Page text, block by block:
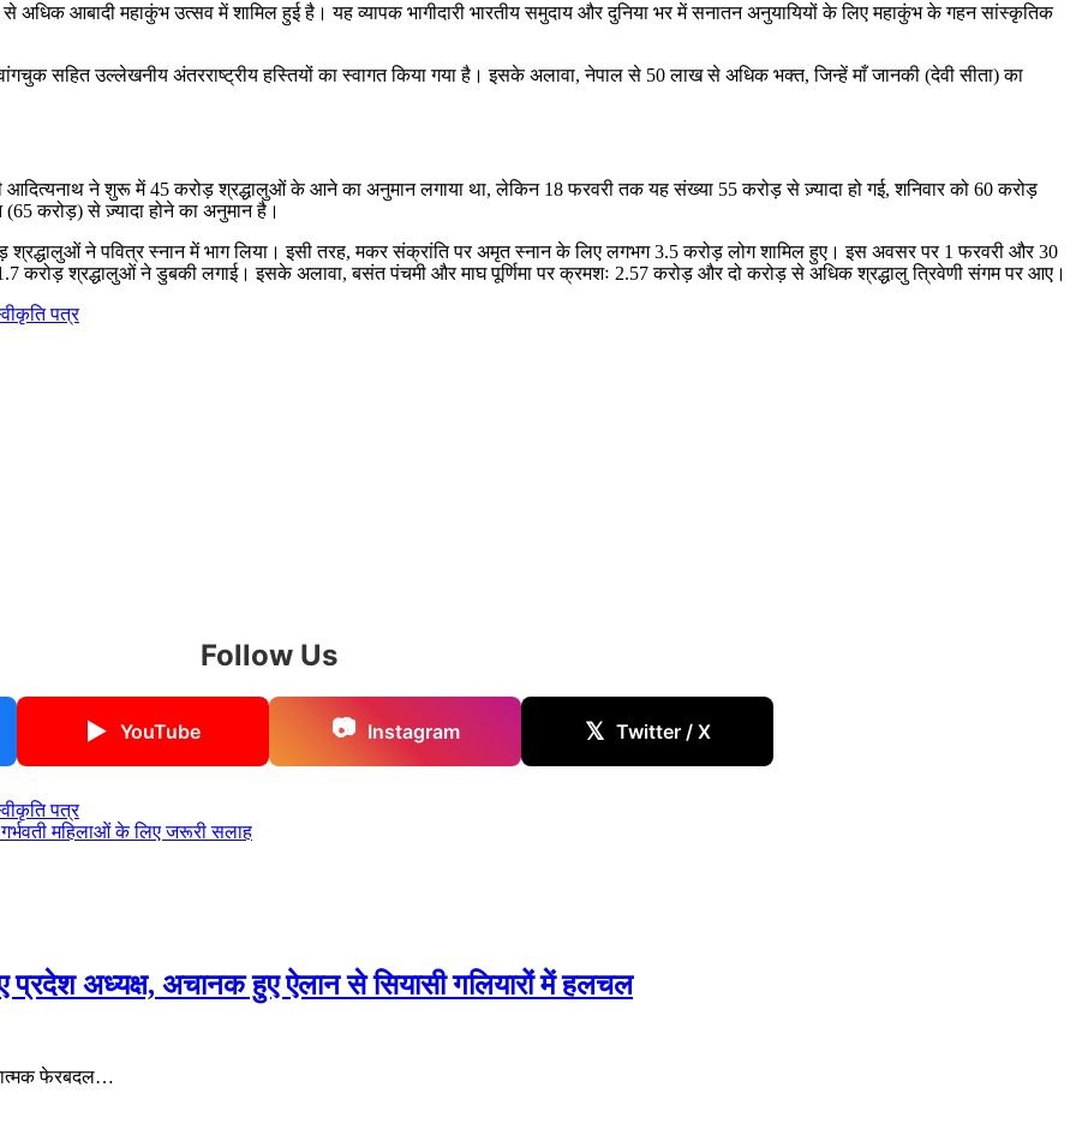
आबादी महाकुंभ उत्सव में शामिल हुई है। यह व्यापक भागीदारी भारतीय समुदाय और दुनिया भर में सनातन अनुयायियों के लिए महाकुंभ के गहन सांस्कृतिक
सहित उल्लेखनीय अंतरराष्ट्रीय हस्तियों का स्वागत किया गया है। इसके अलावा, नेपाल से 50 लाख से अधिक भक्त, जिन्हें माँ जानकी (देवी सीता) का
आदित्यनाथ ने शुरू में 45 करोड़ श्रद्धालुओं के आने का अनुमान लगाया था, लेकिन 18 फरवरी तक यह संख्या 55 करोड़ से ज़्यादा हो गई, शनिवार को 60 करोड़
करोड़) से ज़्यादा होने का अनुमान है।
ने पवित्र स्नान में भाग लिया। इसी तरह, मकर संक्रांति पर अमृत स्नान के लिए लगभग 3.5 करोड़ लोग शामिल हुए। इस अवसर पर 1 फरवरी और 30
करोड़ श्रद्धालुओं ने डुबकी लगाई। इसके अलावा, बसंत पंचमी और माघ पूर्णिमा पर क्रमशः 2.57 करोड़ और दो करोड़ से अधिक श्रद्धालु त्रिवेणी संगम पर आए।
पत्र
Follow Us
▶ YouTube 📷 Instagram 𝕏 Twitter / X
पत्र
महिलाओं के लिए जरूरी सलाह
अध्यक्ष, अचानक हुए ऐलान से सियासी गलियारों में हलचल
फेरबदल…